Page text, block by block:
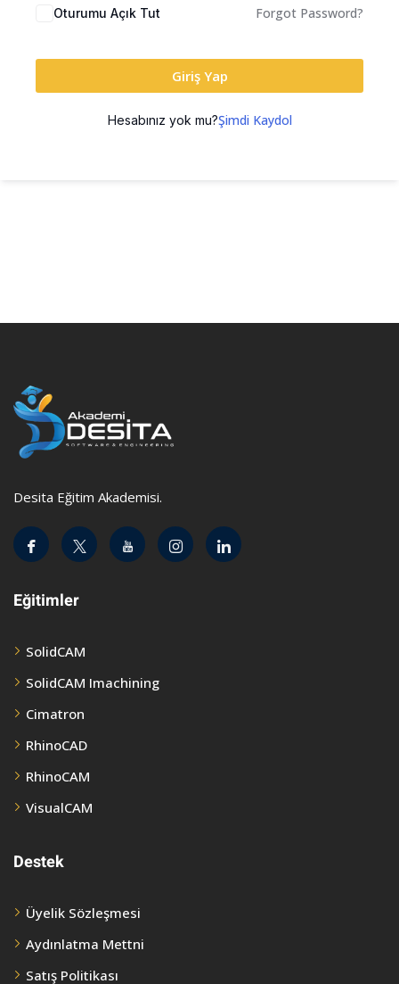
Oturumu Açık Tut Forgot Password?
Giriş Yap
Hesabınız yok mu?Şimdi Kaydol
Desita Eğitim Akademisi.
Eğitimler
SolidCAM
SolidCAM Imachining
Cimatron
RhinoCAD
RhinoCAM
VisualCAM
Destek
Üyelik Sözleşmesi
Aydınlatma Mettni
Satış Politikası